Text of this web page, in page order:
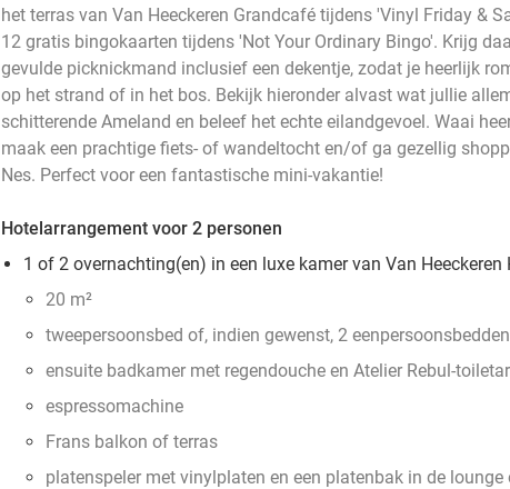
het terras van Van Heeckeren Grandcafé tijdens 'Vinyl Friday &
12 gratis bingokaarten tijdens 'Not Your Ordinary Bingo'. Krijg
gevulde picknickmand inclusief een dekentje, zodat je heerlijk
op het strand of in het bos. Bekijk hieronder alvast wat jullie
schitterende Ameland en beleef het echte eilandgevoel. Waai
maak een prachtige fiets- of wandeltocht en/of ga gezellig
Nes. Perfect voor een fantastische mini-vakantie!
Hotelarrangement voor 2 personen
1 of 2 overnachting(en) in een luxe kamer van Van Heeckeren
20 m²
tweepersoonsbed of, indien gewenst, 2 eenpersoonsbedden
ensuite badkamer met regendouche en Atelier Rebul-
espressomachine
Frans balkon of terras
platenspeler met vinylplaten en een platenbak in de